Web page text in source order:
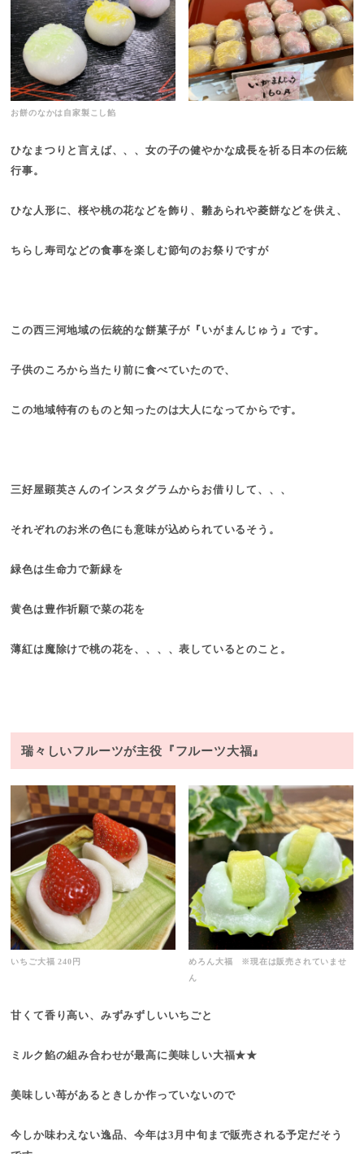
お餅のなかは自家製こし餡
ひなまつりと言えば、、、女の子の健やかな成長を祈る日本の伝統
行事。
ひな人形に、桜や桃の花などを飾り、雛あられや菱餅などを供え、
ちらし寿司などの食事を楽しむ節句のお祭りですが
この西三河地域の伝統的な餅菓子が『いがまんじゅう』です。
子供のころから当たり前に食べていたので、
この地域特有のものと知ったのは大人になってからです。
三好屋顕英さんのインスタグラムからお借りして、、、
それぞれのお米の色にも意味が込められているそう。
緑色は生命力で新緑を
黄色は豊作祈願で菜の花を
薄紅は魔除けで桃の花を、、、、表しているとのこと。
瑞々しいフルーツが主役『フルーツ大福』
いちご大福 240円
めろん大福 ※現在は販売されていませ
ん
甘くて香り高い、みずみずしいいちごと
ミルク餡の組み合わせが最高に美味しい大福★★
美味しい苺があるときしか作っていないので
今しか味わえない逸品、今年は3月中旬まで販売される予定だそう